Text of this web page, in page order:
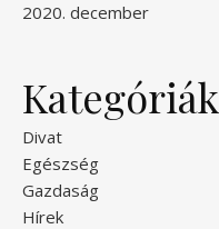
2020. december
Kategóriák
Divat
Egészség
Gazdaság
Hírek